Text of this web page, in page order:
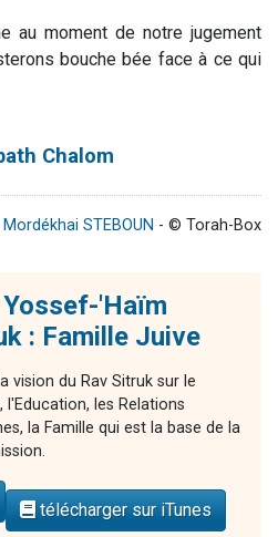
au moment de notre jugement
bouche bée face à ce qui
Chalom
Mordékhai STEBOUN - © Torah-Box
Yossef-'Haïm
: Famille Juive
vision du Rav Sitruk sur le
l'Education, les Relations
la Famille qui est la base de la
télécharger sur iTunes